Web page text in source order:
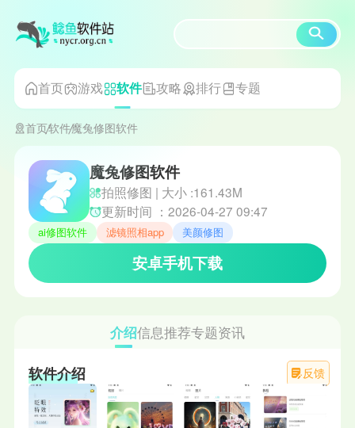
首页 游戏 软件 攻略 排行 专题
首页软件魔兔修图软件
魔兔修图软件
拍照修图 | 大小 :161.43M
更新时间 ：2026-04-27 09:47
ai修图软件 滤镜照相app 美颜修图
安卓手机下载
介绍信息推荐专题资讯
反馈
软件介绍